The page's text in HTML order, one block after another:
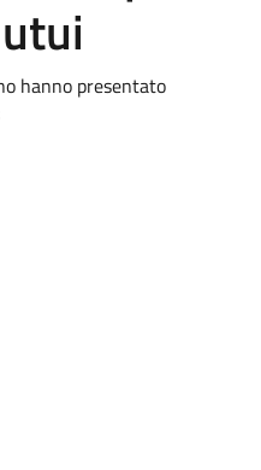
hanno presentato